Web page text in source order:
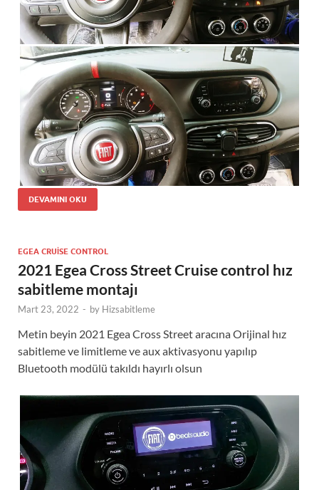
DEVAMINI OKU
EGEA CRUISE CONTROL
2021 Egea Cross Street Cruise control hız
sabitleme montajı
Mart 23, 2022 - by Hizsabitleme
Metin beyin 2021 Egea Cross Street aracına Orijinal hız
sabitleme ve limitleme ve aux aktivasyonu yapılıp
Bluetooth modülü takıldı hayırlı olsun